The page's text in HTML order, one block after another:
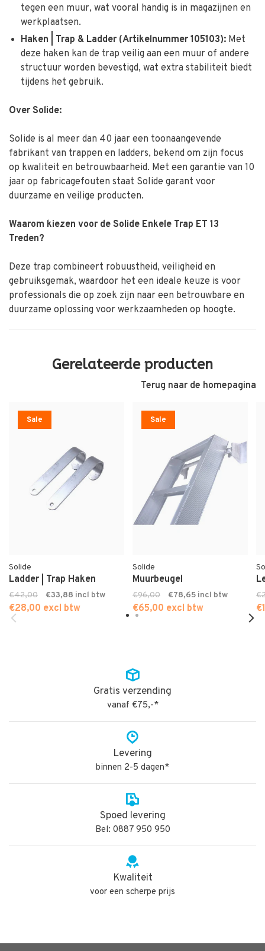
tegen een muur, wat vooral handig is in magazijnen en
werkplaatsen.
Haken | Trap & Ladder (Artikelnummer 105103): Met
deze haken kan de trap veilig aan een muur of andere
structuur worden bevestigd, wat extra stabiliteit biedt
tijdens het gebruik.
Over Solide:
Solide is al meer dan 40 jaar een toonaangevende
fabrikant van trappen en ladders, bekend om zijn focus
op kwaliteit en betrouwbaarheid. Met een garantie van 10
jaar op fabricagefouten staat Solide garant voor
duurzame en veilige producten.
Waarom kiezen voor de Solide Enkele Trap ET 13
Treden?
Deze trap combineert robuustheid, veiligheid en
gebruiksgemak, waardoor het een ideale keuze is voor
professionals die op zoek zijn naar een betrouwbare en
duurzame oplossing voor werkzaamheden op hoogte.
Gerelateerde producten
Terug naar de homepagina
Sale
Solide
Ladder | Trap Haken
€42,00 €33,88
€28,00 excl btw
Sale
Solide
Muurbeugel
€96,00 €78,65
€65,00 excl btw
Gratis verzending
vanaf €75,-*
Levering
binnen 2-5 dagen*
Spoed levering
Bel: 0887 950 950
Kwaliteit
voor een scherpe prijs